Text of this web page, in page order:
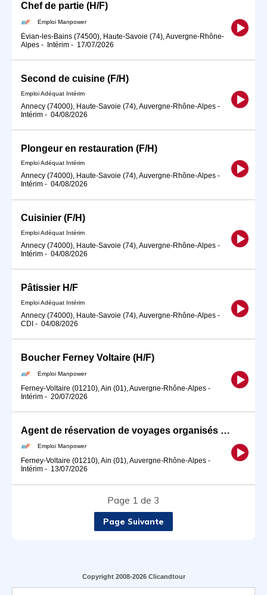
Chef de partie (H/F)
Emploi Manpower
Évian-les-Bains (74500), Haute-Savoie (74), Auvergne-Rhône-
Alpes - Intérim - 17/07/2026
Second de cuisine (F/H)
Emploi Adéquat Intérim
Annecy (74000), Haute-Savoie (74), Auvergne-Rhône-Alpes -
Intérim - 04/08/2026
Plongeur en restauration (F/H)
Emploi Adéquat Intérim
Annecy (74000), Haute-Savoie (74), Auvergne-Rhône-Alpes -
Intérim - 04/08/2026
Cuisinier (F/H)
Emploi Adéquat Intérim
Annecy (74000), Haute-Savoie (74), Auvergne-Rhône-Alpes -
Intérim - 04/08/2026
Pâtissier H/F
Emploi Adéquat Intérim
Annecy (74000), Haute-Savoie (74), Auvergne-Rhône-Alpes -
CDI - 04/08/2026
Boucher Ferney Voltaire (H/F)
Emploi Manpower
Ferney-Voltaire (01210), Ain (01), Auvergne-Rhône-Alpes -
Intérim - 20/07/2026
Agent de réservation de voyages organisés Ferney Voltaire (H/F)
Emploi Manpower
Ferney-Voltaire (01210), Ain (01), Auvergne-Rhône-Alpes -
Intérim - 13/07/2026
Page 1 de 3
Page Suivante
Copyright 2008-2026 Clicandtour